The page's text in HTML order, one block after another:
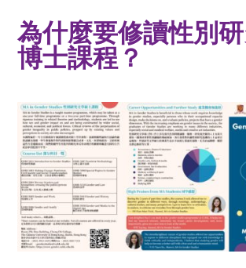
為什麼要修讀性別
博士課程？